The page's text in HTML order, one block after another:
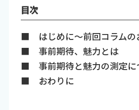
目次
■ はじめに～前回コラムの
■ 事前期待、魅力とは
■ 事前期待と魅力の測定に
■ おわりに